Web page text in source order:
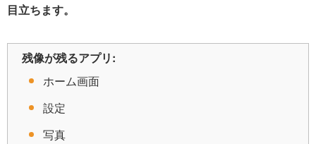
目立ちます。
残像が残るアプリ:
ホーム画面
設定
写真